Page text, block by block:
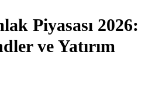
Piyasası 2026:
ve Yatırım